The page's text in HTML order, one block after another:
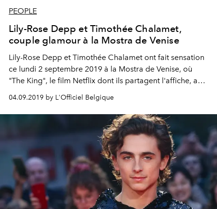
PEOPLE
Lily-Rose Depp et Timothée Chalamet,
couple glamour à la Mostra de Venise
Lily-Rose Depp et Timothée Chalamet ont fait sensation
ce lundi 2 septembre 2019 à la Mostra de Venise, où
"The King", le film Netflix dont ils partagent l'affiche, a
été présenté en avant-première.
04.09.2019 by L'Officiel Belgique